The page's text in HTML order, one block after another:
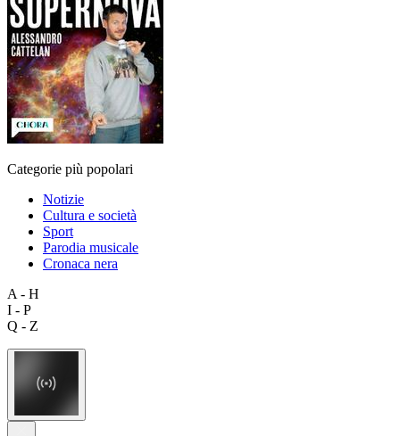
Categorie più popolari
Notizie
Cultura e società
Sport
Parodia musicale
Cronaca nera
A - H
I - P
Q - Z